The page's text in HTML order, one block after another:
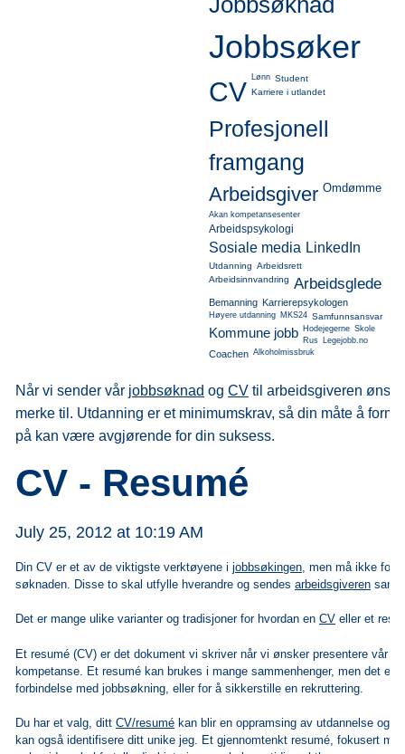
Jobbsøker
CV Lønn Student
Karriere i utlandet
Profesjonell
framgang
Arbeidsgiver Omdømme
Akan kompetansesenter
Arbeidspsykologi
Sosiale media LinkedIn
Utdanning Arbeidsrett
Arbeidsinnvandring Arbeidsglede
Bemanning Karrierepsykologen
Høyere utdanning MKS24 Samfunnsansvar
Kommune jobb Hodejegerne Skole
Rus
Legejobb.no
Coachen Alkoholmissbruk
Når vi sender vår jobbsøknad ogCV til arbeidsgiveren
merke til. Utdanning er et minimumskrav, så din måte å
på kan være avgjørende for din suksess.
CV - Resumé
July 25, 2012 at 10:19 AM
Din CV er et av de viktigste verktøyene ijobbsøkingen , men må ikke
søknaden. Disse to skal utfylle hverandre og sendesarbeidsgiveren
Det er mange ulike varianter og tradisjoner for hvordan enCV eller et
Et resumé (CV) er det dokument vi skriver når vi ønsker presentere vår
kompetanse. Et resumé kan brukes i mange sammenhenger, men det er
forbindelse medjobbsøkning , eller for å sikkerstille en rekruttering.
Du har et valg, dittCV/resumé kan blir en oppramsing av utdannelse og
kan også identifisere ditt unike jeg. Et gjennomtenkt resumé, fokusert